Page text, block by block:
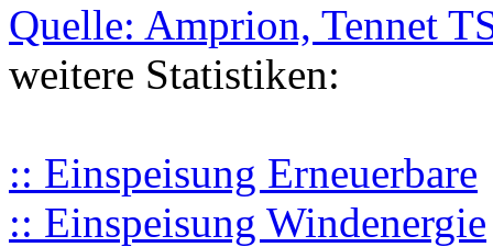
Quelle: Amprion, Tennet
weitere Statistiken:
:: Einspeisung Erneuerbare
:: Einspeisung Windenergie